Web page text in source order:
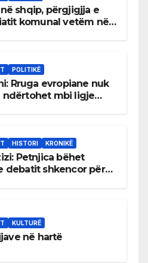
shqip, përgjigjja e
komunal vetëm në
POLITIKË
Rruga evropiane nuk
ndërtohet mbi ligje
HISTORI KRONIKË
Petnjica bëhet
debatit shkencor për
KULTURË
në hartë